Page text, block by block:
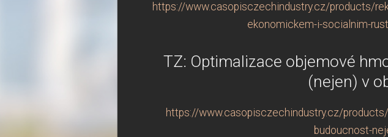
https://www.casopisczechindustry.cz/products/
ekonomickem-i-socialnim-
TZ: Optimalizace objemové
(nejen) v
https://www.casopisczechindustry.cz/
budoucnost-